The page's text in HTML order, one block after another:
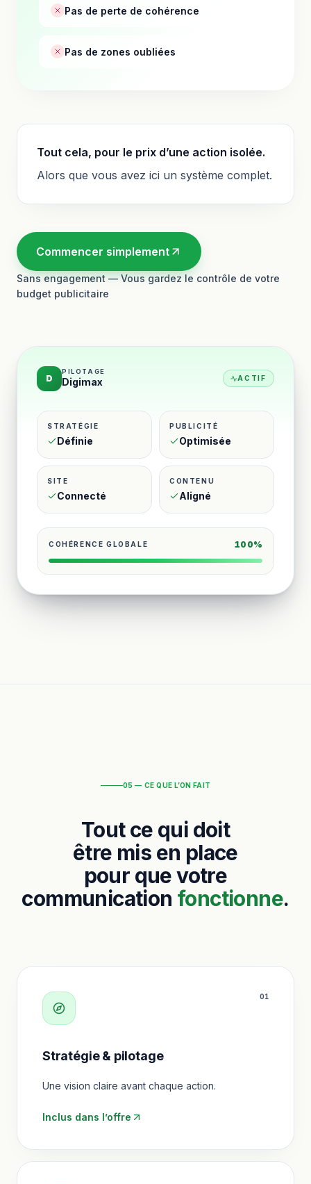
Pas de perte de cohérence
Pas de zones oubliées
Tout cela, pour le prix d’une action isolée.
Alors que vous avez ici un système complet.
Commencer simplement
Sans engagement — Vous gardez le contrôle de votre
budget publicitaire
D
PILOTAGE
Digimax ACTIF
STRATÉGIE
Définie
PUBLICITÉ
Optimisée
SITE
Connecté
CONTENU
Aligné
COHÉRENCE GLOBALE 100%
05 — CE QUE L’ON FAIT
Tout ce qui doit
être mis en place
pour que votre
communication fonctionne.
01
Stratégie & pilotage
Une vision claire avant chaque action.
Inclus dans l’offre